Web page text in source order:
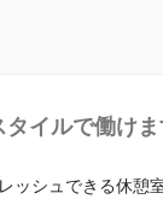
イルで働けま
ッシュできる休憩